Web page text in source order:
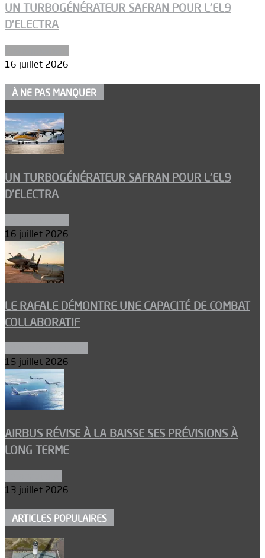
UN TURBOGÉNÉRATEUR SAFRAN POUR L’EL9
D’ELECTRA
16 juillet 2026
À NE PAS MANQUER
UN TURBOGÉNÉRATEUR SAFRAN POUR L’EL9
D’ELECTRA
16 juillet 2026
LE RAFALE DÉMONTRE UNE CAPACITÉ DE COMBAT
COLLABORATIF
15 juillet 2026
AIRBUS RÉVISE À LA BAISSE SES PRÉVISIONS À
LONG TERME
13 juillet 2026
ARTICLES POPULAIRES